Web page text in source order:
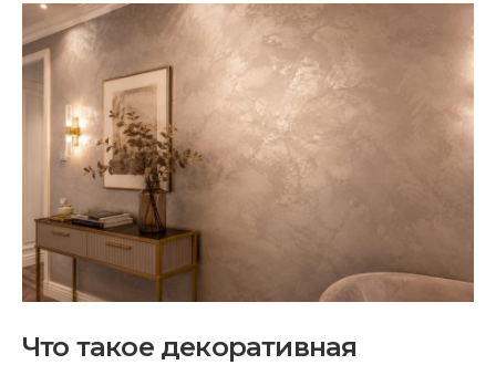
Что такое декоративная